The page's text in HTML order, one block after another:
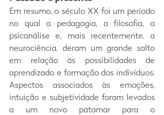
Em resumo, o século XX foi um período
no qual a pedagogia, a filosofia, a
psicanálise e, mais recentemente, a
neurociência, deram um grande salto
em relação às possibilidades de
aprendizado e formação dos indivíduos.
Aspectos associados às emoções,
intuição e subjetividade foram levados
a um novo patamar para o